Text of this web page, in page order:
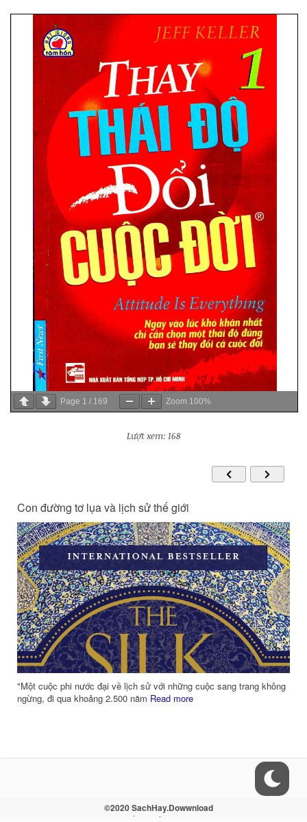
Page 1 / 169 Zoom 100%
Lượt xem: 168
Con đường tơ lụa và lịch sử thế giới
"Một cuộc phi nước đại về lịch sử với những cuộc sang trang không
ngừng, đi qua khoảng 2.500 năm Read more
©2020 SachHay.Dowwnload
Liên hệ - Điều khoản - Sitemap - RSS